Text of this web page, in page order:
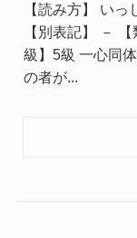
【読み方】 い
【別表記】 －
級】5級 一心同
の者が...